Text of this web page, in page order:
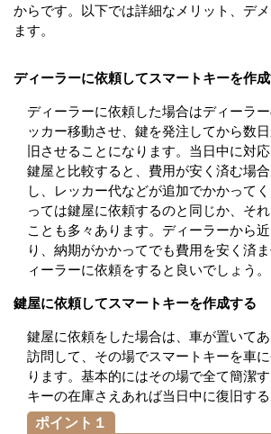
からです。以下では詳細なメリット、デ
ます。
ディーラーに依頼してスマートキーを作
ディーラーに依頼した場合はディーラ
ッカー移動させ、鍵を発注してから数
旧させることになります。当日中に対応
鍵屋と比較すると、費用が安く済む場
し、レッカー代などが追加でかかって
っては鍵屋に依頼するのと同じか、そ
ことも多々あります。ディーラーから
り、納期がかかってでも費用を安く済
ィーラーに依頼をすると良いでしょう。
鍵屋に依頼してスマートキーを作成する
鍵屋に依頼をした場合は、車が置いて
訪問して、その場でスマートキーを車
ります。基本的にはその場で全て簡潔
キーの在庫さえあれば当日中に復旧する
ポイント１